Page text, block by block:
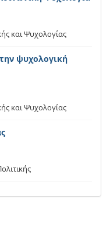
και Ψυχολογίας
ψυχολογική
και Ψυχολογίας